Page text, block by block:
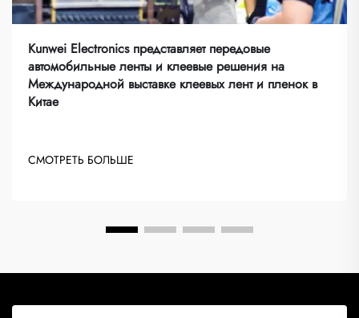
Kunwei Electronics представляет передовые
автомобильные ленты и клеевые решения на
Международной выставке клеевых лент и пленок в
Китае
СМОТРЕТЬ БОЛЬШЕ